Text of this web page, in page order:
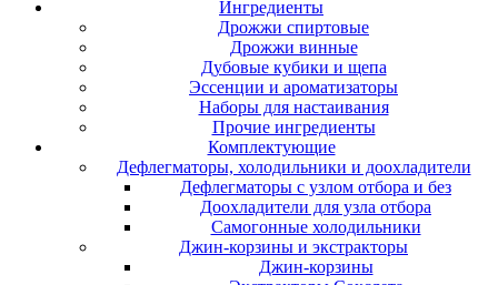
Ингредиенты
Дрожжи спиртовые
Дрожжи винные
Дубовые кубики и щепа
Эссенции и ароматизаторы
Наборы для настаивания
Прочие ингредиенты
Комплектующие
Дефлегматоры, холодильники и доохладители
Дефлегматоры с узлом отбора и без
Доохладители для узла отбора
Самогонные холодильники
Джин-корзины и экстракторы
Джин-корзины